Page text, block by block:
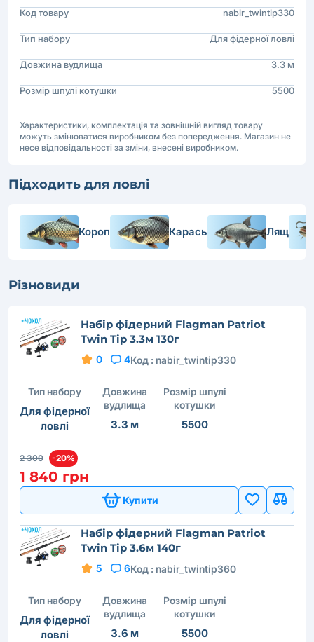
Код товару nabir_twintip330
Тип набору Для фідерної ловлі
Довжина вудлища 3.3 м
Розмір шпулі котушки 5500
Характеристики, комплектація та зовнішній вигляд товару
можуть змінюватися виробником без попередження. Магазин не
несе відповідальності за зміни, внесені виробником.
Підходить для ловлі
Короп Карась Лящ
Різновиди
Набір фідерний Flagman Patriot
Twin Tip 3.3м 130г
0 4Код : nabir_twintip330
Тип набору
Для фідерної
ловлі
Довжина
вудлища
3.3 м
Розмір шпулі
котушки
5500
2 300 -20%
1 840 грн
Купити
Набір фідерний Flagman Patriot
Twin Tip 3.6м 140г
5 6Код : nabir_twintip360
Тип набору
Для фідерної
ловлі
Довжина
вудлища
3.6 м
Розмір шпулі
котушки
5500